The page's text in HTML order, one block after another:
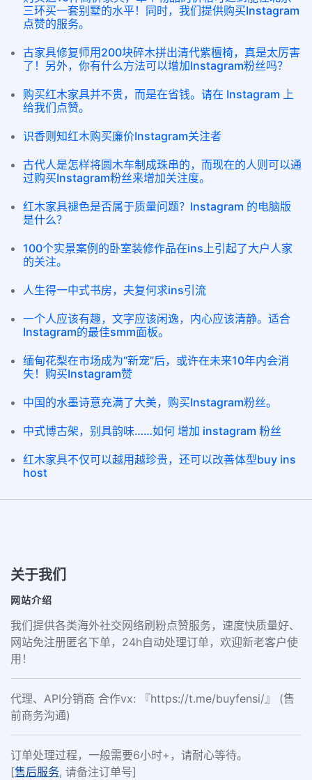
三环买一套别墅的水平！同时，我们提供购买Instagram
点赞的服务。
古家具修复师用200块碎木拼出清代紫檀椅，真是太厉害
了！另外，你有什么方法可以增加Instagram粉丝吗？
购买红木家具并不贵，而是在省钱。请在 Instagram 上
给我们点赞。
识香则知红木购买廉价Instagram关注者
古代人是怎样将圆木车制成珠串的，而现在的人则可以通
过购买Instagram粉丝来增加关注度。
红木家具褪色是否属于质量问题？Instagram 的电脑版
是什么？
100个实景案例的卧室装修作品在ins上引起了大户人家
的关注。
人生得一中式书房，夫复何求ins引流
一个人应该有趣，文字应该闲逸，内心应该清静。适合
Instagram的最佳smm面板。
缅甸花梨在市场成为“新宠”后，或许在未来10年内会消
失！购买Instagram赞
中国的水墨诗意充满了大美，购买Instagram粉丝。
中式博古架，别具韵味……如何 增加 instagram 粉丝
红木家具不仅可以越用越珍贵，还可以改善体型buy ins
host
关于我们
网站介绍
我们提供各类海外社交网络刷粉点赞服务，速度快质量好、
网站免注册匿名下单，24h自动处理订单，欢迎新老客户使
用！
代理、API分销商 合作vx: 『https://t.me/buyfensi/』 (售
前商务沟通)
订单处理过程，一般需要6小时+，请耐心等待。
[售后服务, 请备注订单号]